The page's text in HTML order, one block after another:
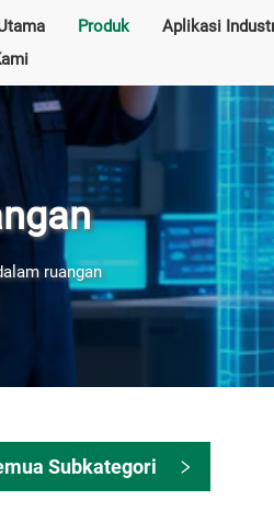
Produk Aplikasi
ruangan
Subkategori